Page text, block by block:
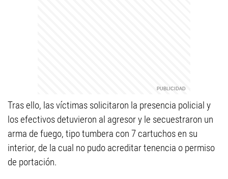
Tras ello, las víctimas solicitaron la presencia policial y
los efectivos detuvieron al agresor y le secuestraron un
arma de fuego, tipo tumbera con 7 cartuchos en su
interior, de la cual no pudo acreditar tenencia o permiso
de portación.